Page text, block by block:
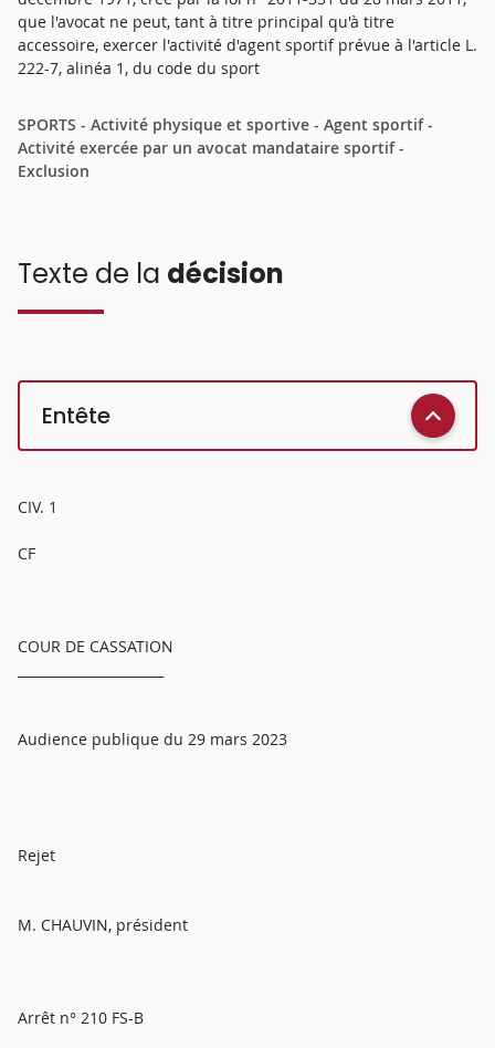
que l'avocat ne peut, tant à titre principal qu'à titre
accessoire, exercer l'activité d'agent sportif prévue à l'article L.
222-7, alinéa 1, du code du sport
SPORTS - Activité physique et sportive - Agent sportif -
Activité exercée par un avocat mandataire sportif -
Exclusion
Texte de la décision
Entête
CIV. 1
CF
COUR DE CASSATION
Audience publique du 29 mars 2023
Rejet
M. CHAUVIN, président
Arrêt n° 210 FS-B